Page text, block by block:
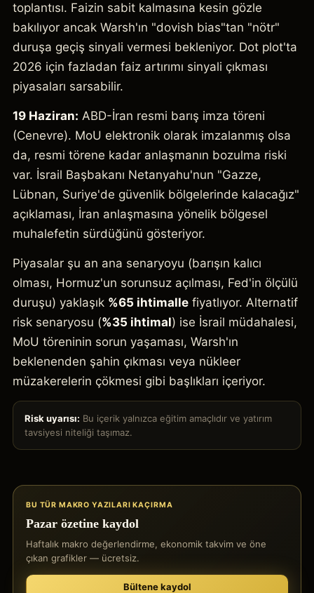
toplantısı. Faizin sabit kalmasına kesin gözle
bakılıyor ancak Warsh'ın "dovish bias"tan "nötr"
duruşa geçiş sinyali vermesi bekleniyor. Dot plot'ta
2026 için fazladan faiz artırımı sinyali çıkması
piyasaları sarsabilir.
19 Haziran: ABD-İran resmi barış imza töreni
(Cenevre). MoU elektronik olarak imzalanmış olsa
da, resmi törene kadar anlaşmanın bozulma riski
var. İsrail Başbakanı Netanyahu'nun "Gazze,
Lübnan, Suriye'de güvenlik bölgelerinde kalacağız"
açıklaması, İran anlaşmasına yönelik bölgesel
muhalefetin sürdüğünü gösteriyor.
Piyasalar şu an ana senaryoyu (barışın kalıcı
olması, Hormuz'un sorunsuz açılması, Fed'in ölçülü
duruşu) yaklaşık %65 ihtimalle fiyatlıyor. Alternatif
risk senaryosu (%35 ihtimal) ise İsrail müdahalesi,
MoU töreninin sorun yaşaması, Warsh'ın
beklenenden şahin çıkması veya nükleer
müzakerelerin çökmesi gibi başlıkları içeriyor.
Risk uyarısı: Bu içerik yalnızca eğitim amaçlıdır ve yatırım
tavsiyesi niteliği taşımaz.
BU TÜR MAKRO YAZILARI KAÇIRMA
Pazar özetine kaydol
Haftalık makro değerlendirme, ekonomik takvim ve öne
çıkan grafikler — ücretsiz.
Bültene kaydol